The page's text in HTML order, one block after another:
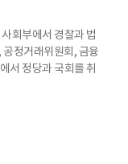
회부에서 경찰과 법
정거래위원회, 금융
서 정당과 국회를 취